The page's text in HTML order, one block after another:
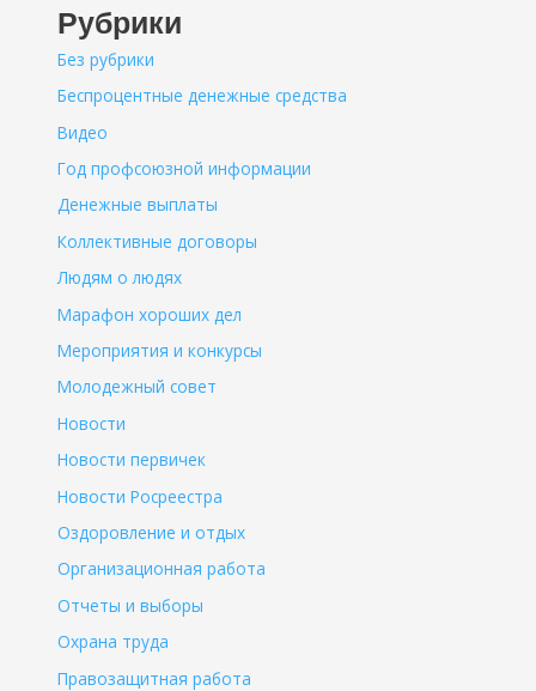
Рубрики
Без рубрики
Беспроцентные денежные средства
Видео
Год профсоюзной информации
Денежные выплаты
Коллективные договоры
Людям о людях
Марафон хороших дел
Мероприятия и конкурсы
Молодежный совет
Новости
Новости первичек
Новости Росреестра
Оздоровление и отдых
Организационная работа
Отчеты и выборы
Охрана труда
Правозащитная работа